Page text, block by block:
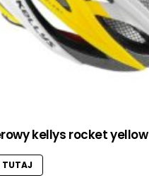
kellys rocket yellow
TUTAJ